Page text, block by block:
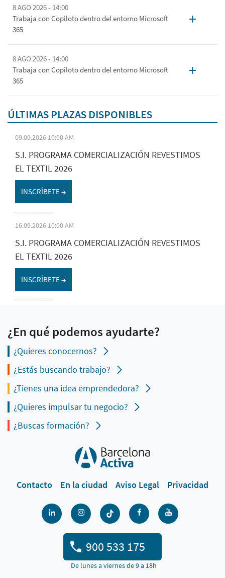
8 AGO 2026 - 14:00
Trabaja con Copiloto dentro del entorno Microsoft
365
+
8 AGO 2026 - 14:00
Trabaja con Copiloto dentro del entorno Microsoft
365
+
ÚLTIMAS PLAZAS DISPONIBLES
09.09.2026 10:00 AM
S.I. PROGRAMA COMERCIALIZACIÓN REVESTIMOS
EL TEXTIL 2026
INSCRÍBETE →
16.09.2026 10:00 AM
S.I. PROGRAMA COMERCIALIZACIÓN REVESTIMOS
EL TEXTIL 2026
INSCRÍBETE →
¿En qué podemos ayudarte?
¿Quieres conocernos?
¿Estás buscando trabajo?
¿Tienes una idea emprendedora?
¿Quieres impulsar tu negocio?
¿Buscas formación?
Contacto En la ciudad Aviso Legal Privacidad
900 533 175
De lunes a viernes de 9 a 18h